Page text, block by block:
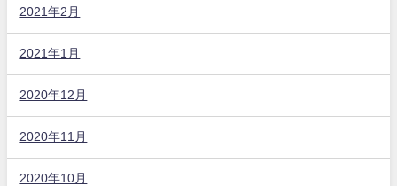
2021年2月
2021年1月
2020年12月
2020年11月
2020年10月